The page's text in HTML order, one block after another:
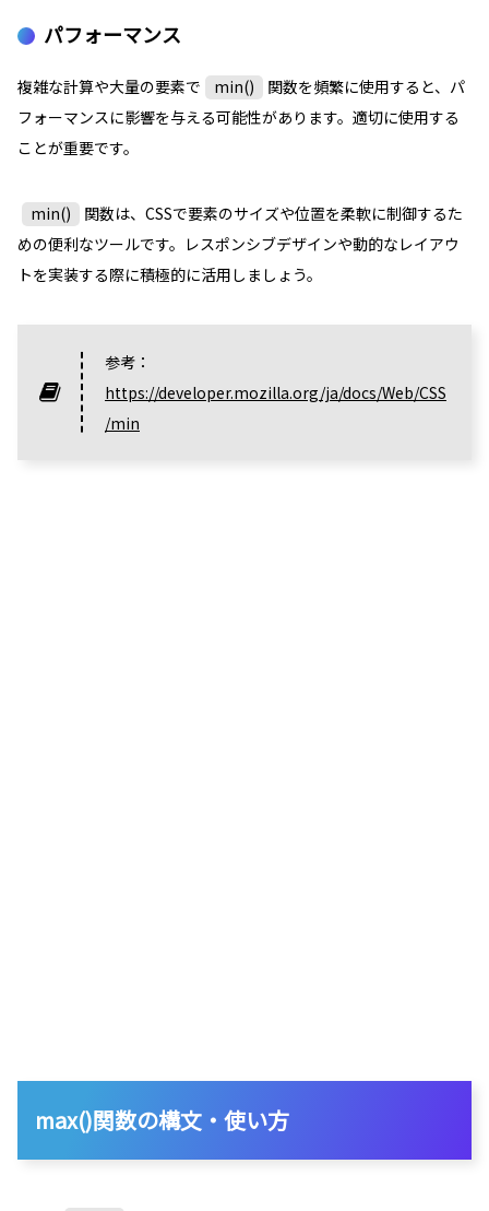
パフォーマンス
複雑な計算や大量の要素で min()
関数を頻繁に使用すると、パ
フォーマンスに影響を与える可能性があります。適切に使用する
ことが重要です。
min()
関数は、CSSで要素のサイズや位置を柔軟に制御するた
めの便利なツールです。レスポンシブデザインや動的なレイアウ
トを実装する際に積極的に活用しましょう。
参考：
https://developer.mozilla.org/ja/docs/Web/CSS
/min
max()関数の構文・使い方